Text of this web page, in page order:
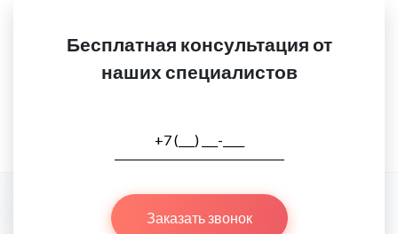
Бесплатная консультация от
наших специалистов
Заказать звонок